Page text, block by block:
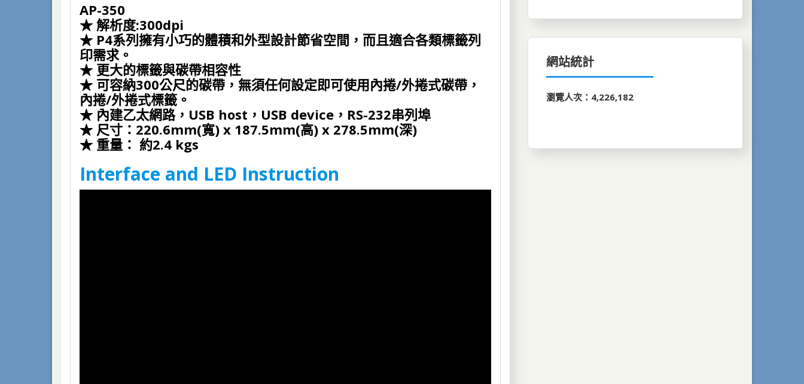
AP-350
★ 解析度:300dpi
★ P4系列擁有小巧的體積和外型設計節省空間，而且適合各類標籤列
印需求。
★ 更大的標籤與碳帶相容性
★ 可容納300公尺的碳帶，無須任何設定即可使用內捲/外捲式碳帶，
內捲/外捲式標籤。
★ 內建乙太網路，USB host，USB device，RS-232串列埠
★ 尺寸：220.6mm(寬) x 187.5mm(高) x 278.5mm(深)
★ 重量： 約2.4 kgs
Interface and LED Instruction
網站統計
瀏覽人次：4,226,182